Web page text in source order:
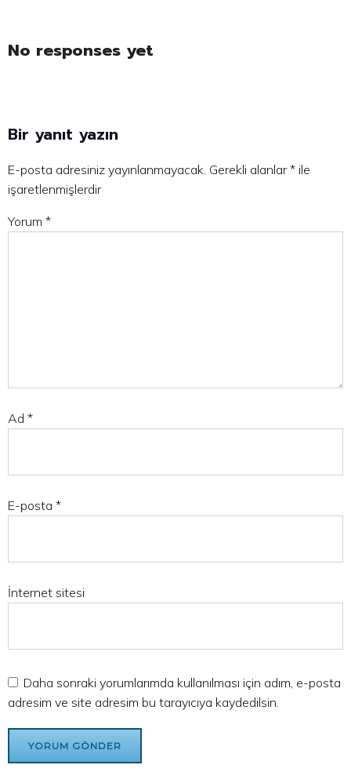
No responses yet
Bir yanıt yazın
E-posta adresiniz yayınlanmayacak. Gerekli alanlar* ile
işaretlenmişlerdir
Yorum *
Ad *
E-posta *
İnternet sitesi
Daha sonraki yorumlarımda kullanılması için adım, e-posta
adresim ve site adresim bu tarayıcıya kaydedilsin.